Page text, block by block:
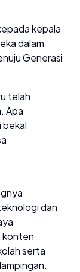
kepala
dalam
Generasi
telah
Apa
bekal
dan
konten
serta